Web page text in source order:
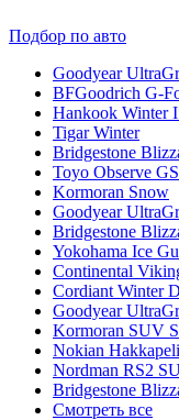
Подбор по авто
Goodyear
BFGoodrich G-
Hankook Winter
Tigar Winter
Bridgestone
Toyo Observe
Kormoran Snow
Goodyear
Bridgestone
Yokohama Ice
Continental
Cordiant Winter
Goodyear
Kormoran SUV
Nokian
Nordman RS2
Bridgestone
Смотреть все